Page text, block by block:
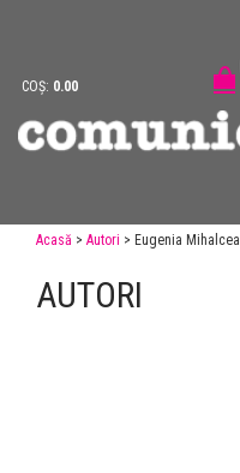
COȘ: 0.00
Acasă > Autori > Eugenia Mihalcea
AUTORI